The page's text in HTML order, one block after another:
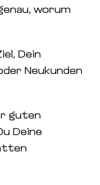
worum
Dein
Neukunden
guten
Deine